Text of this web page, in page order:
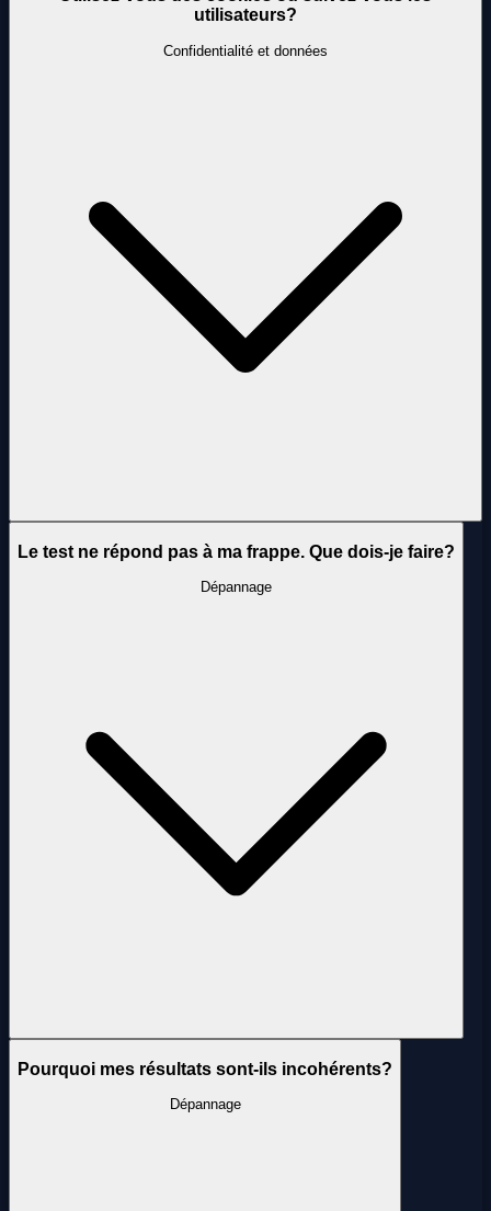
utilisateurs?
Confidentialité et données
Le test ne répond pas à ma frappe. Que dois-je faire?
Dépannage
Pourquoi mes résultats sont-ils incohérents?
Dépannage